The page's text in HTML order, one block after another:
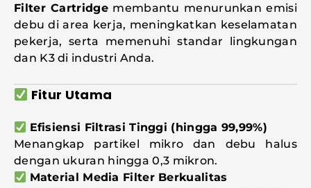
Filter Cartridgemembantu menurunkan emisi
debu di area kerja, meningkatkan keselamatan
pekerja, serta memenuhi standar lingkungan
dan K3 di industri Anda.
Fitur Utama
Efisiensi Filtrasi Tinggi (hingga 99,99%)
Menangkap partikel mikro dan debu halus
dengan ukuran hingga 0,3 mikron.
Material Media Filter Berkualitas